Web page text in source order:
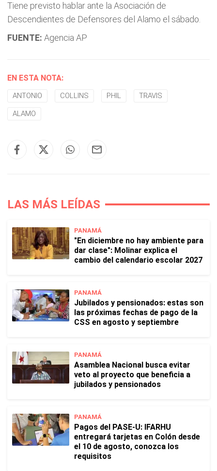
Tiene previsto hablar ante la Asociación de
Descendientes de Defensores del Alamo el sábado.
FUENTE: Agencia AP
EN ESTA NOTA:
ANTONIO COLLINS PHIL TRAVIS
ALAMO
LAS MÁS LEÍDAS
PANAMÁ
"En diciembre no hay ambiente para
dar clase": Molinar explica el
cambio del calendario escolar 2027
PANAMÁ
Jubilados y pensionados: estas son
las próximas fechas de pago de la
CSS en agosto y septiembre
PANAMÁ
Asamblea Nacional busca evitar
veto al proyecto que beneficia a
jubilados y pensionados
PANAMÁ
Pagos del PASE-U: IFARHU
entregará tarjetas en Colón desde
el 10 de agosto, conozca los
requisitos